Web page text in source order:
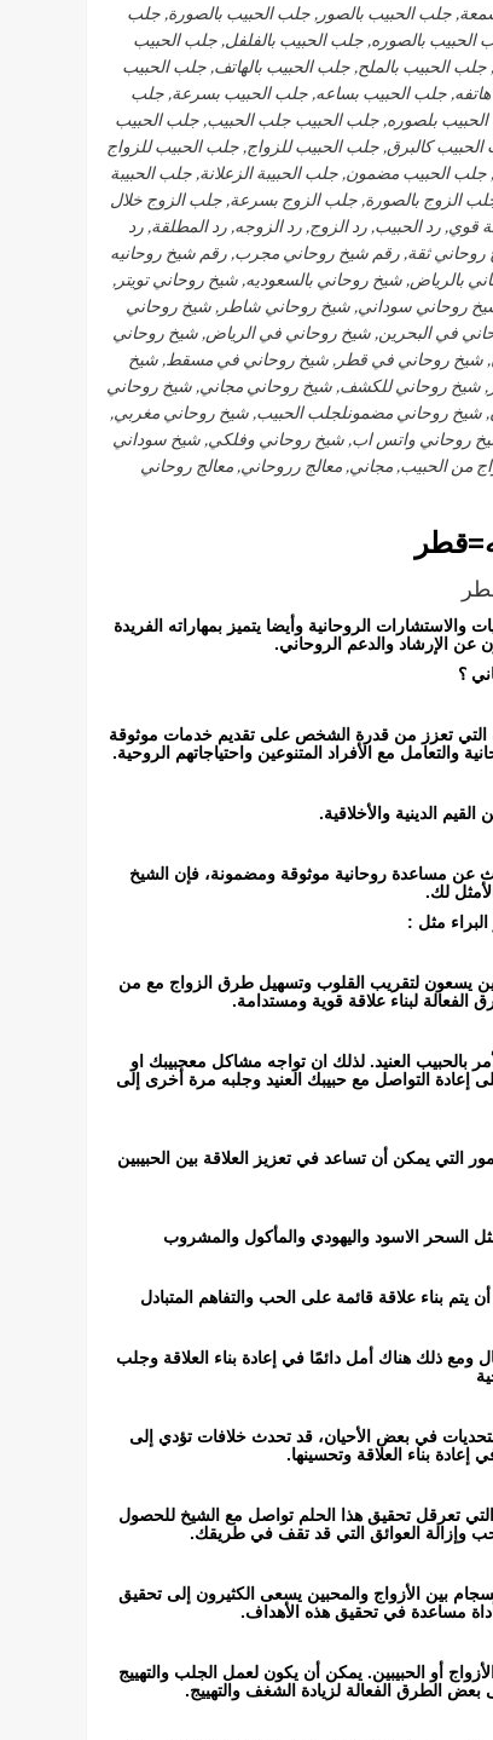
جلب الحبيب بالصور, جلب الحبيب بالصورة, جلب
بالصوره, جلب الحبيب بالفلفل, جلب الحبيب
جلب الحبيب بالملح, جلب الحبيب بالهاتف, جلب الحبيب
هاتفه, جلب الحبيب بساعه, جلب الحبيب بسرعة, جلب
بلصوره, جلب الحبيب جلب الحبيب, جلب الحبيب
كالبرق, جلب الحبيب للزواج, جلب الحبيب للزواج
الحبيب مضمون, جلب الحبيبة الزعلانة, جلب الحبيبة
الزوج بالصورة, جلب الزوج بسرعة, جلب الزوج خلال
رد الحبيب, رد الزوج, رد الزوجه, رد المطلقة, رد
ثقة, رقم شيخ روحاني مجرب, رقم شيخ روحانيه
بالرياض, شيخ روحاني بالسعوديه, شيخ روحاني تويتر,
روحاني سوداني, شيخ روحاني شاطر, شيخ روحاني
في البحرين, شيخ روحاني في الرياض, شيخ روحاني
شيخ روحاني في قطر, شيخ روحاني في مسقط, شيخ
شيخ روحاني للكشف, شيخ روحاني مجاني, شيخ روحاني
روحاني مضمونلجلب الحبيب, شيخ روحاني مغربي,
روحاني واتس اب, شيخ روحاني وفلكي, شيخ سوداني
من الحبيب, مجاني, معالج رروحاني, معالج روحاني
والاستشارات الروحانية وأيضا يتميز بمهاراته الفريدة
عن الإرشاد والدعم الروحاني.
؟
التي تعزز من قدرة الشخص على تقديم خدمات موثوقة
والتعامل مع الأفراد المتنوعين واحتياجاتهم الروحية.
الدينية والأخلاقية.
عن مساعدة روحانية موثوقة ومضمونة، فإن الشيخ
لك.
مثل :
يسعون لتقريب القلوب وتسهيل طرق الزواج مع من
الفعالة لبناء علاقة قوية ومستدامة.
بالحبيب العنيد. لذلك ان تواجه مشاكل معحبيبك او
التواصل مع حبيبك العنيد وجلبه مرة أخرى إلى
التي يمكن أن تساعد في تعزيز العلاقة بين الحبيبين
السحر الاسود واليهودي والمأكول والمشروب
بناء علاقة قائمة على الحب والتفاهم المتبادل
ومع ذلك هناك أمل دائمًا في إعادة بناء العلاقة وجلب
في بعض الأحيان، قد تحدث خلافات تؤدي إلى
بناء العلاقة وتحسينها.
تعرقل تحقيق هذا الحلم تواصل مع الشيخ للحصول
وإزالة العوائق التي قد تقف في طريقك.
بين الأزواج والمحبين يسعى الكثيرون إلى تحقيق
مساعدة في تحقيق هذه الأهداف.
أو الحبيبين. يمكن أن يكون لعمل الجلب والتهييج
الطرق الفعالة لزيادة الشغف والتهييج.